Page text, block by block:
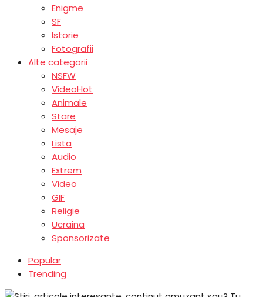
Enigme
SF
Istorie
Fotografii
Alte categorii
NSFW
VideoHot
Animale
Stare
Mesaje
Lista
Audio
Extrem
Video
GIF
Religie
Ucraina
Sponsorizate
Popular
Trending